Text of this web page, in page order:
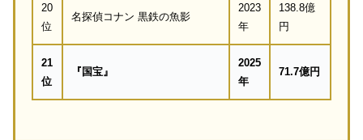
20
位
名探偵コナン 黒鉄の魚影
2023
年
138.8億
円
21
位
『国宝』
2025
年
71.7億円